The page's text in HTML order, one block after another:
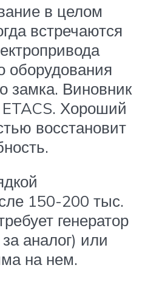
в целом
встречаются
оборудования
замка. Виновник
Хороший
восстановит
150-200 тыс.
генератор
аналог) или
на нем.